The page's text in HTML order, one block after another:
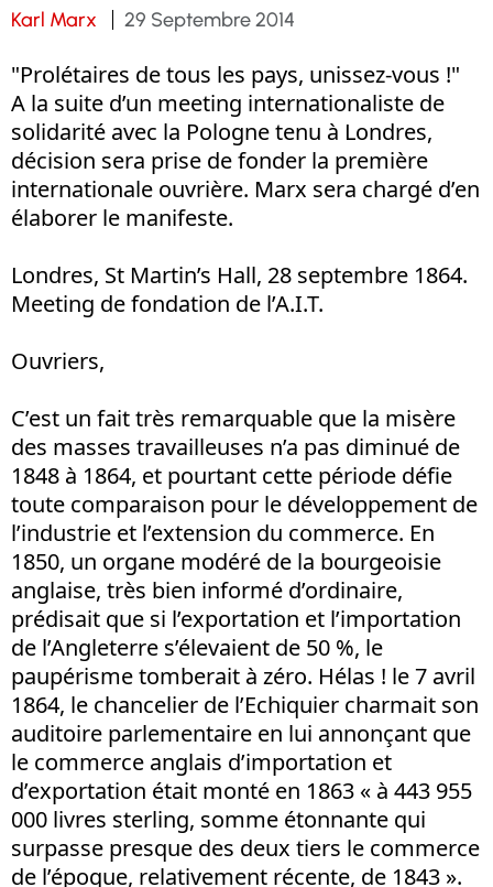
Karl Marx 29 Septembre 2014
"Prolétaires de tous les pays, unissez-vous !"
A la suite d’un meeting internationaliste de
solidarité avec la Pologne tenu à Londres,
décision sera prise de fonder la première
internationale ouvrière. Marx sera chargé d’en
élaborer le manifeste.
Londres, St Martin’s Hall, 28 septembre 1864.
Meeting de fondation de l’A.I.T.
Ouvriers,
C’est un fait très remarquable que la misère
des masses travailleuses n’a pas diminué de
1848 à 1864, et pourtant cette période défie
toute comparaison pour le développement de
l’industrie et l’extension du commerce. En
1850, un organe modéré de la bourgeoisie
anglaise, très bien informé d’ordinaire,
prédisait que si l’exportation et l’importation
de l’Angleterre s’élevaient de 50 %, le
paupérisme tomberait à zéro. Hélas ! le 7 avril
1864, le chancelier de l’Echiquier charmait son
auditoire parlementaire en lui annonçant que
le commerce anglais d’importation et
d’exportation était monté en 1863 « à 443 955
000 livres sterling, somme étonnante qui
surpasse presque des deux tiers le commerce
de l’époque, relativement récente, de 1843 ».